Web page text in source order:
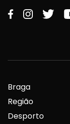
Braga
Região
Desporto